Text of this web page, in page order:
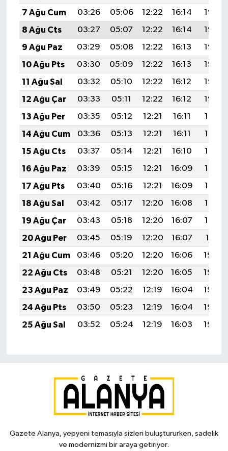
7 Ağu Cum
03:26 05:06 12:22 16:14
19:28
8 Ağu Cts
03:27 05:07 12:22 16:14
19:27
9 Ağu Paz
03:29 05:08 12:22 16:13
19:26
10 Ağu Pts
03:30 05:09 12:22 16:13
19:25
11 Ağu Sal
03:32 05:10 12:22 16:12
19:23
12 Ağu Çar
03:33 05:11 12:22 16:12
19:22
13 Ağu Per
03:35 05:12 12:21 16:11
19:21
14 Ağu Cum
03:36 05:13 12:21 16:11
19:19
15 Ağu Cts
03:37 05:14 12:21 16:10
19:18
16 Ağu Paz
03:39 05:15 12:21 16:09
19:17
17 Ağu Pts
03:40 05:16 12:21 16:09
19:15
18 Ağu Sal
03:42 05:17 12:20 16:08
19:14
19 Ağu Çar
03:43 05:18 12:20 16:07
19:12
20 Ağu Per
03:45 05:19 12:20 16:07
19:11
21 Ağu Cum
03:46 05:20 12:20 16:06
19:09
22 Ağu Cts
03:48 05:21 12:20 16:05
19:08
23 Ağu Paz
03:49 05:22 12:19 16:04
19:06
24 Ağu Pts
03:50 05:23 12:19 16:04
19:05
25 Ağu Sal
03:52 05:24 12:19 16:03 19:03
Gazete Alanya, yepyeni temasıyla sizleri buluştururken, sadelik
ve modernizmi bir araya getiriyor.